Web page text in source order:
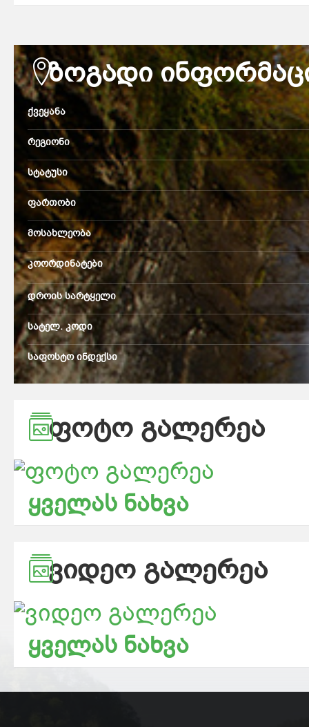
ᲖᲝᲒᲐᲓᲘ
ქვეყანა
რეგიონი
სტატუსი
ფართობი
მოსახლეობა
კოორდინატები
დროის სარტყელი
სატელ. კოდი
საფოსტო ინდექსი
ᲤᲝᲢᲝ ᲒᲐᲚᲔᲠᲔᲐ
ყველას ნახვა
ᲕᲘᲓᲔᲝ ᲒᲐᲚᲔᲠᲔᲐ
ყველას ნახვა